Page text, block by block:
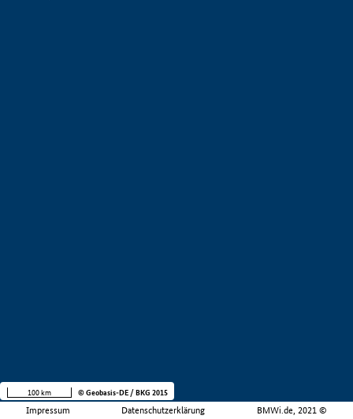
Impressum Datenschutzerklärung BMWi.de, 2021 ©
100 km © Geobasis-DE / BKG 2015